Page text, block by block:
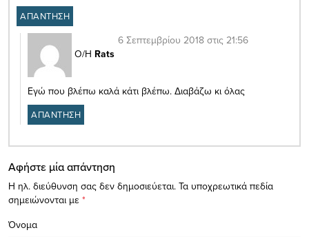
ΑΠΑΝΤΗΣΗ
Ο/Η Rats
6 Σεπτεμβρίου 2018 στις 21:56
Εγώ που βλέπω καλά κάτι βλέπω. Διαβάζω κι όλας
ΑΠΑΝΤΗΣΗ
Αφήστε μία απάντηση
Η ηλ. διεύθυνση σας δεν δημοσιεύεται. Τα υποχρεωτικά πεδία
σημειώνονται με *
Όνομα